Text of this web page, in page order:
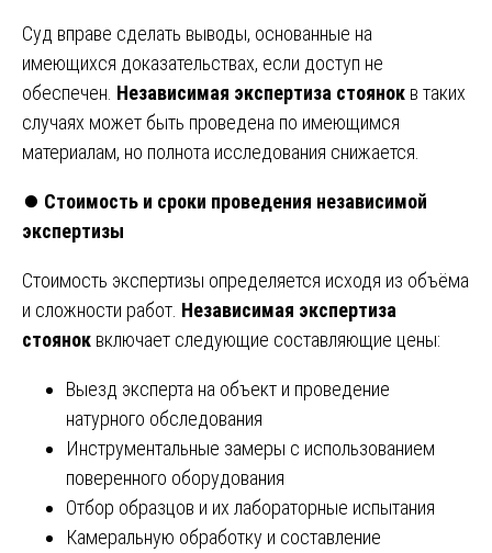
Суд вправе сделать выводы, основанные на
имеющихся доказательствах, если доступ не
обеспечен. Независимая экспертиза стоянок в таких
случаях может быть проведена по имеющимся
материалам, но полнота исследования снижается.
⏺️ Стоимость и сроки проведения независимой
экспертизы
Стоимость экспертизы определяется исходя из объёма
и сложности работ. Независимая экспертиза
стоянок включает следующие составляющие цены:
Выезд эксперта на объект и проведение
натурного обследования
Инструментальные замеры с использованием
поверенного оборудования
Отбор образцов и их лабораторные испытания
Камеральную обработку и составление